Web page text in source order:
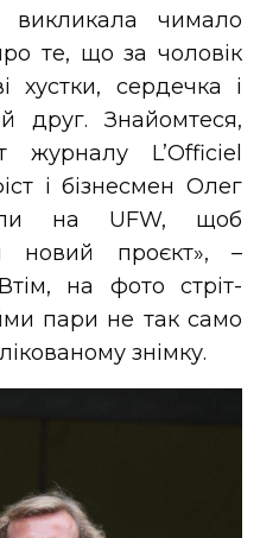
чимало
те, що за чоловік
хустки, сердечка і
друг. Знайомтеся,
журналу L’Officiel
і бізнесмен Олег
на UFW, щоб
новий проєкт», –
на фото стріт-
пари не так само
знімку.